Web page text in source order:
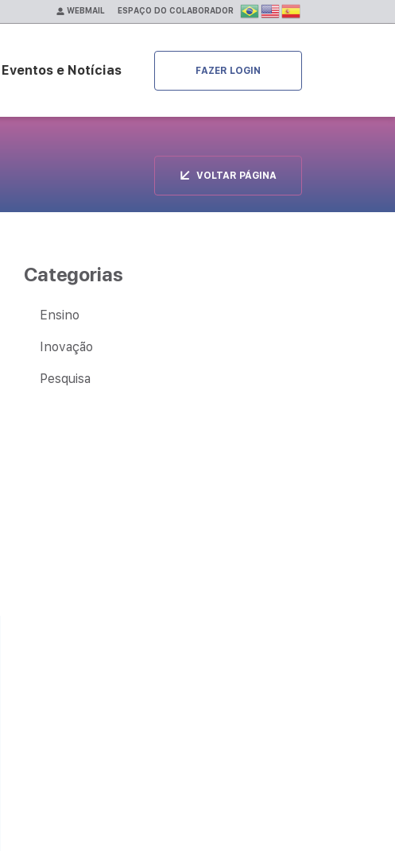
WEBMAIL ESPAÇO DO COLABORADOR
Eventos e Notícias FAZER LOGIN
VOLTAR PÁGINA
Categorias
Ensino
Inovação
Pesquisa